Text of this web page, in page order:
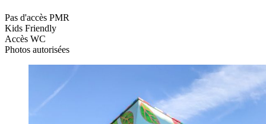
Pas d'accès PMR
Kids Friendly
Accès WC
Photos autorisées